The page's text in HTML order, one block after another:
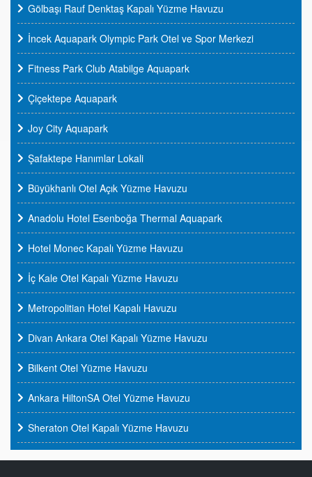
Gölbaşı Rauf Denktaş Kapalı Yüzme Havuzu
İncek Aquapark Olympic Park Otel ve Spor Merkezi
Fitness Park Club Atabilge Aquapark
Çiçektepe Aquapark
Joy City Aquapark
Şafaktepe Hanımlar Lokali
Büyükhanlı Otel Açık Yüzme Havuzu
Anadolu Hotel Esenboğa Thermal Aquapark
Hotel Monec Kapalı Yüzme Havuzu
İç Kale Otel Kapalı Yüzme Havuzu
Metropolitian Hotel Kapalı Havuzu
Divan Ankara Otel Kapalı Yüzme Havuzu
Bilkent Otel Yüzme Havuzu
Ankara HiltonSA Otel Yüzme Havuzu
Sheraton Otel Kapalı Yüzme Havuzu